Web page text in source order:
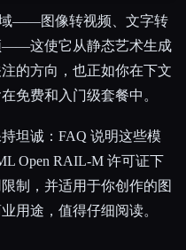
域——图像转视频、文字转
——这使它从静态艺术生成
的方向，也正如你在下文
免费和入门级套餐中。
坦诚：FAQ 说明这些模
Open RAIL-M 许可证下
制，并适用于你创作的图
用途，值得仔细阅读。